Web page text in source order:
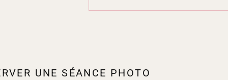
UNE SÉANCE PHOTO